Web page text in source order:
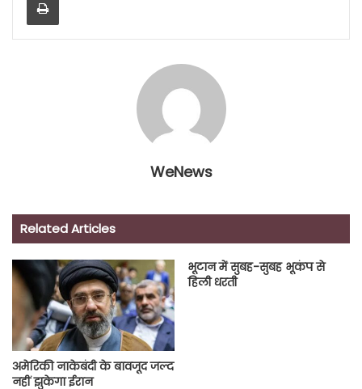
WeNews
Related Articles
अमेरिकी नाकेबंदी के बावजूद जल्द
नहीं झुकेगा ईरान
भूटान में सुबह-सुबह भूकंप से
हिली धरती